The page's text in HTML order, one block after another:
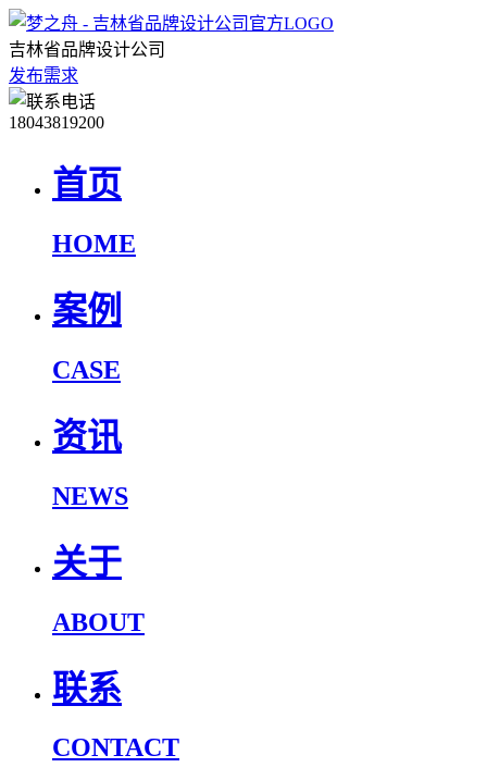
吉林省品牌设计公司
发布需求
18043819200
首页
HOME
案例
CASE
资讯
NEWS
关于
ABOUT
联系
CONTACT